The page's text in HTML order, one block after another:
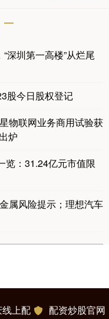
深圳第一高楼”从烂尾
股今日股权登记
物联网业务商用试验获
炉
览：31.24亿元市值限
属风险提示；理想汽车
上配
配资炒股官网